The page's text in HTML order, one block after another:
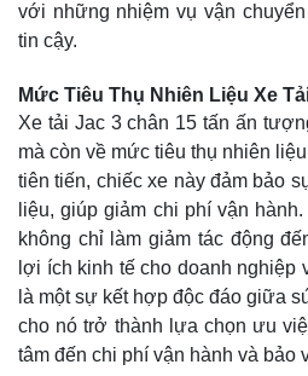
với những nhiệm vụ vận
tin cậy.
Mức Tiêu Thụ Nhiên Liệu Xe
Xe tải Jac 3 chân 15 tấn ấn
mà còn về mức tiêu thụ nhiên
tiên tiến, chiếc xe này đảm bảo
liệu, giúp giảm chi phí vận
không chỉ làm giảm tác động
lợi ích kinh tế cho doanh nghiệp
là một sự kết hợp độc đáo giữa
cho nó trở thành lựa chọn ưu
tâm đến chi phí vận hành và bảo